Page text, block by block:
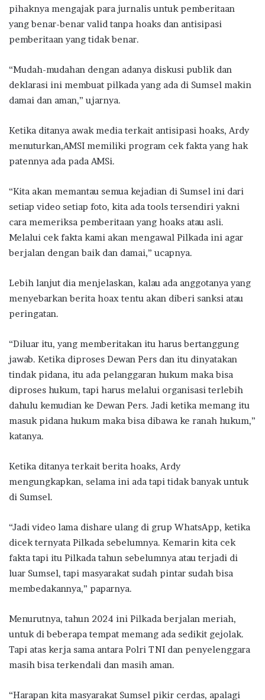
pihaknya mengajak para jurnalis untuk pemberitaan
yang benar-benar valid tanpa hoaks dan antisipasi
pemberitaan yang tidak benar.
“Mudah-mudahan dengan adanya diskusi publik dan
deklarasi ini membuat pilkada yang ada di Sumsel makin
damai dan aman,” ujarnya.
Ketika ditanya awak media terkait antisipasi hoaks, Ardy
menuturkan,AMSI memiliki program cek fakta yang hak
patennya ada pada AMSi.
“Kita akan memantau semua kejadian di Sumsel ini dari
setiap video setiap foto, kita ada tools tersendiri yakni
cara memeriksa pemberitaan yang hoaks atau asli.
Melalui cek fakta kami akan mengawal Pilkada ini agar
berjalan dengan baik dan damai,” ucapnya.
Lebih lanjut dia menjelaskan, kalau ada anggotanya yang
menyebarkan berita hoax tentu akan diberi sanksi atau
peringatan.
“Diluar itu, yang memberitakan itu harus bertanggung
jawab. Ketika diproses Dewan Pers dan itu dinyatakan
tindak pidana, itu ada pelanggaran hukum maka bisa
diproses hukum, tapi harus melalui organisasi terlebih
dahulu kemudian ke Dewan Pers. Jadi ketika memang itu
masuk pidana hukum maka bisa dibawa ke ranah hukum,”
katanya.
Ketika ditanya terkait berita hoaks, Ardy
mengungkapkan, selama ini ada tapi tidak banyak untuk
di Sumsel.
“Jadi video lama dishare ulang di grup WhatsApp, ketika
dicek ternyata Pilkada sebelumnya. Kemarin kita cek
fakta tapi itu Pilkada tahun sebelumnya atau terjadi di
luar Sumsel, tapi masyarakat sudah pintar sudah bisa
membedakannya,” paparnya.
Menurutnya, tahun 2024 ini Pilkada berjalan meriah,
untuk di beberapa tempat memang ada sedikit gejolak.
Tapi atas kerja sama antara Polri TNI dan penyelenggara
masih bisa terkendali dan masih aman.
“Harapan kita masyarakat Sumsel pikir cerdas, apalagi